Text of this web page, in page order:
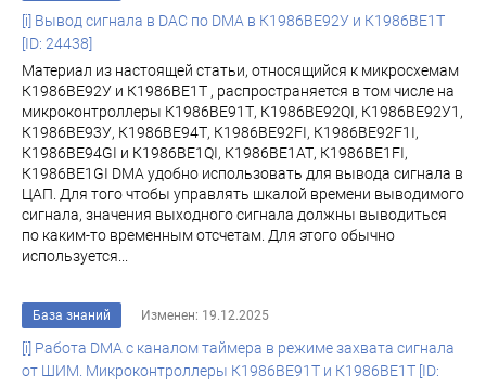
[i] Вывод сигнала в DAC по DMA в К1986ВЕ92У и К1986ВЕ1Т
[ID: 24438]
Материал из настоящей статьи, относящийся к микросхемам
К1986ВЕ92У и К1986ВЕ1Т , распространяется в том числе на
микроконтроллеры К1986ВЕ91Т, К1986ВЕ92QI, К1986ВЕ92У1,
К1986ВЕ93У, К1986ВЕ94Т, К1986ВЕ92FI, К1986ВЕ92F1I,
К1986ВЕ94GI и К1986ВЕ1QI, К1986ВЕ1АТ, К1986ВЕ1FI,
К1986ВЕ1GI DMA удобно использовать для вывода сигнала в
ЦАП. Для того чтобы управлять шкалой времени выводимого
сигнала, значения выходного сигнала должны выводиться
по каким-то временным отсчетам. Для этого обычно
используется...
База знаний Изменен: 19.12.2025
[i] Работа DMA c каналом таймера в режиме захвата сигнала
от ШИМ. Микроконтроллеры К1986ВЕ91Т и К1986ВЕ1Т [ID: